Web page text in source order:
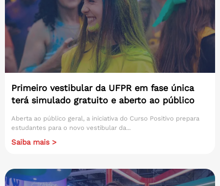
Primeiro vestibular da UFPR em fase única
terá simulado gratuito e aberto ao público
Aberta ao público geral, a iniciativa do Curso Positivo prepara
estudantes para o novo vestibular da...
Saiba mais >